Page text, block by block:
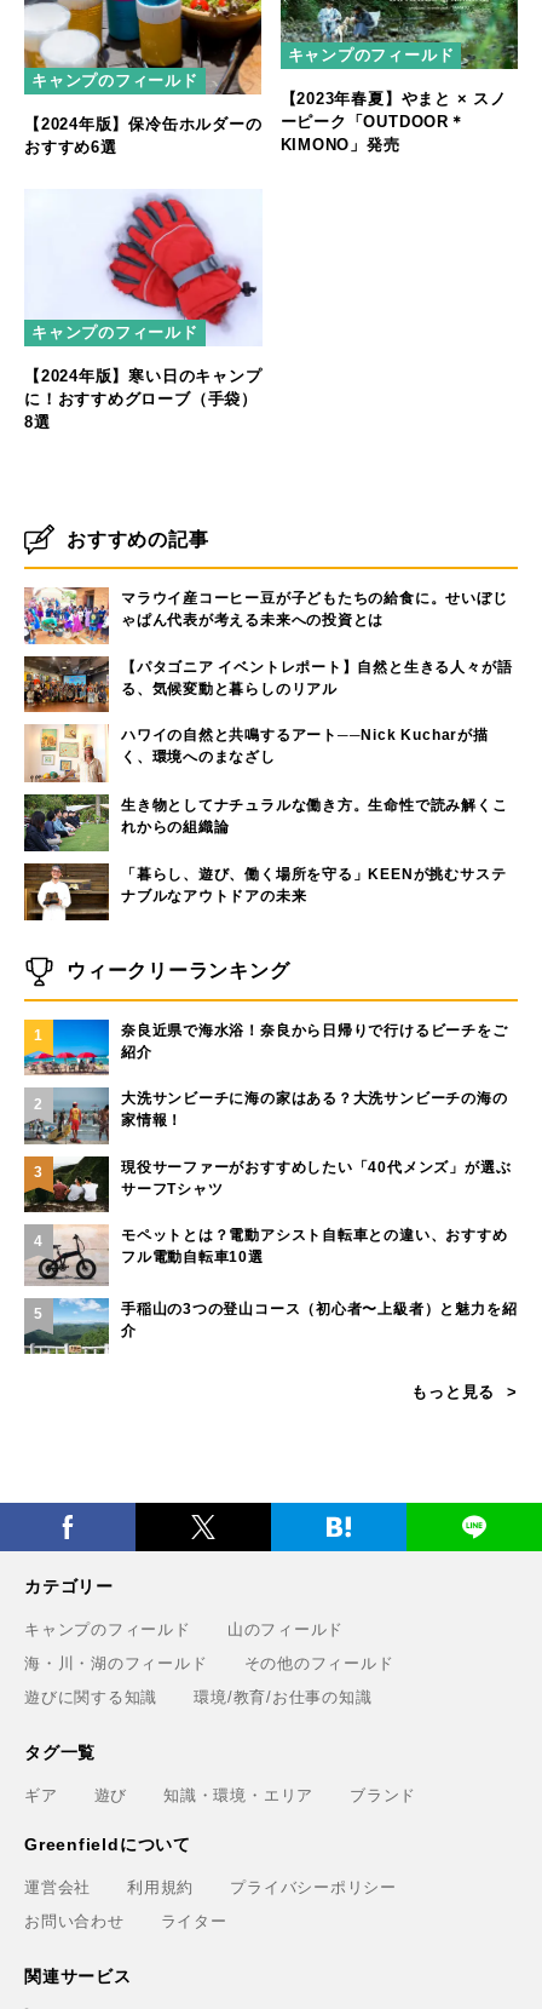
キャンプのフィールド
【2024年版】保冷缶ホルダーの
おすすめ6選
キャンプのフィールド
【2023年春夏】やまと × スノ
ーピーク「OUTDOOR＊
KIMONO」発売
キャンプのフィールド
【2024年版】寒い日のキャンプ
に！おすすめグローブ（手袋）
8選
おすすめの記事
マラウイ産コーヒー豆が子どもたちの給食に。せいぼじ
ゃぱん代表が考える未来への投資とは
【パタゴニア イベントレポート】自然と生きる人々が語
る、気候変動と暮らしのリアル
ハワイの自然と共鳴するアート──Nick Kucharが描
く、環境へのまなざし
生き物としてナチュラルな働き方。生命性で読み解くこ
れからの組織論
「暮らし、遊び、働く場所を守る」KEENが挑むサステ
ナブルなアウトドアの未来
ウィークリーランキング
1
奈良近県で海水浴！奈良から日帰りで行けるビーチをご
紹介
2
大洗サンビーチに海の家はある？大洗サンビーチの海の
家情報！
3
現役サーファーがおすすめしたい「40代メンズ」が選ぶ
サーフTシャツ
4
モペットとは？電動アシスト自転車との違い、おすすめ
フル電動自転車10選
5
手稲山の3つの登山コース（初心者〜上級者）と魅力を紹
介
もっと見る
カテゴリー
キャンプのフィールド
山のフィールド
海・川・湖のフィールド
その他のフィールド
遊びに関する知識
環境/教育/お仕事の知識
タグ一覧
ギア 遊び 知識・環境・エリア ブランド
Greenfieldについて
運営会社 利用規約
プライバシーポリシー
お問い合わせ
ライター
関連サービス